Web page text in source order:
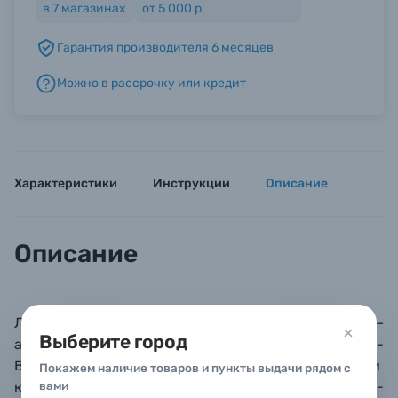
Выберите город
Покажем наличие товаров и пункты выдачи рядом с
вами
Б/У фототехника (Комиссионные товары)
в 7 магазинах
от 5 000 р
Гарантия производителя 6 месяцев
Можно в рассрочку или кредит
Характеристики Инструкции Описание
Описание
Литий-ионный аккумулятор Kingma DMW-BLK22H –
аналог оригинальной батареи Panasonic DMW-
BLK22H. Обратно совместимс более ранними
камерами, использующими батареи
DMW-